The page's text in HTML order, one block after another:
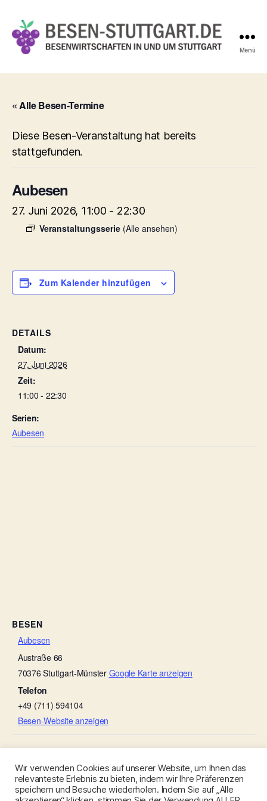
Stuttgart.de
Menü
« Alle Besen-Termine
Diese Besen-Veranstaltung hat bereits
stattgefunden.
Aubesen
27. Juni 2026, 11:00 - 22:30
Veranstaltungsserie (Alle ansehen)
Zum Kalender hinzufügen
DETAILS
Datum:
27. Juni 2026
Zeit:
11:00 - 22:30
Serien:
Aubesen
BESEN
Aubesen
Austraße 66
70376 Stuttgart-Münster Google Karte anzeigen
Telefon
+49 (711) 594104
Besen-Website anzeigen
Wir verwenden Cookies auf unserer Website, um Ihnen das
relevanteste Erlebnis zu bieten, indem wir Ihre Präferenzen
speichern und Besuche wiederholen. Indem Sie auf „Alle